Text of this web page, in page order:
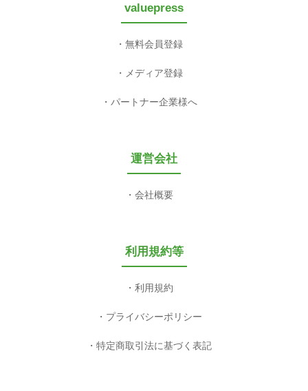
valuepress
無料会員登録
メディア登録
パートナー企業様へ
運営会社
会社概要
利用規約等
利用規約
プライバシーポリシー
特定商取引法に基づく表記